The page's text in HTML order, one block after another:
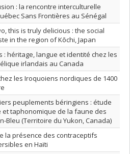
: la rencontre interculturelle
Sans Frontières au Sénégal
this is truly delicious : the social
in the region of Kōchi, Japan
: héritage, langue et identité chez les
irlandais au Canada
les Iroquoiens nordiques de 1400
peuplements béringiens : étude
et taphonomique de la faune des
Bleu (Territoire du Yukon, Canada)
la présence des contraceptifs
en Haïti